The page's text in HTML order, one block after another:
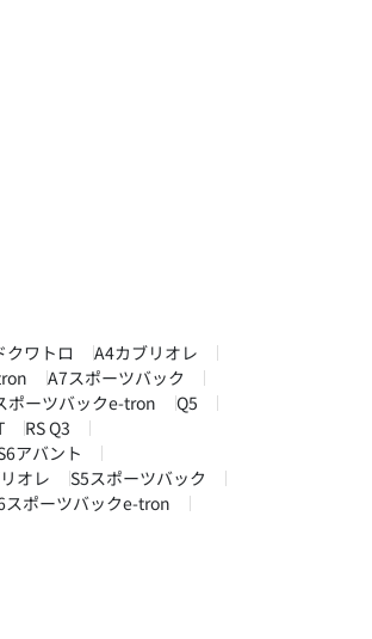
クワトロ
A4カブリオレ
A7スポーツバック
ポーツバックe-tron
Q5
RS Q3
アバント
オレ
S5スポーツバック
スポーツバックe-tron